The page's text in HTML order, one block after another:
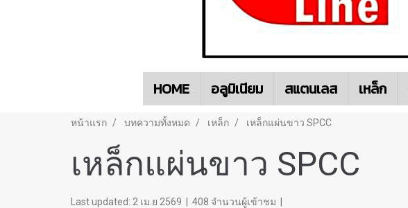
HOME อลูมิเนียม สแตนเลส เหล็ก
หน้าแรก บทความทั้งหมด เหล็ก เหล็กแผ่นขาว SPCC
เหล็กแผ่นขาว SPCC
Last updated: 2 เม.ย 2569 408 จำนวนผู้เข้าชม